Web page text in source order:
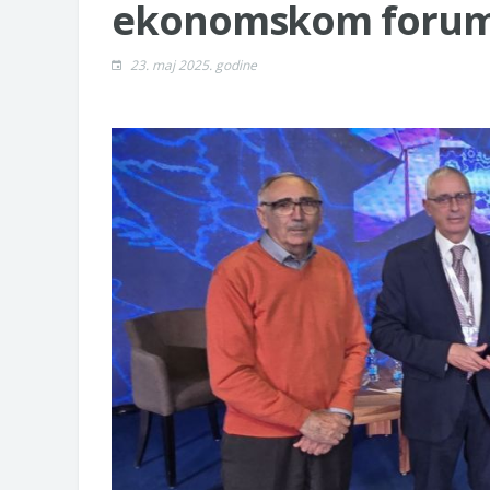
ekonomskom
23. maj 2025. godine